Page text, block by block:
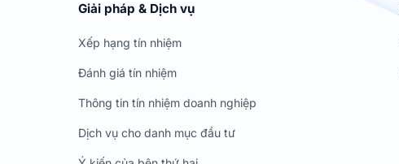
Giải pháp & Dịch vụ
Xếp hạng tín nhiệm
Đánh giá tín nhiệm
Thông tin tín nhiệm doanh nghiệp
Dịch vụ cho danh mục đầu tư